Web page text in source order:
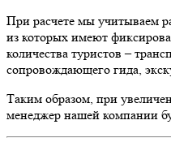
При расчете мы учитываем
из которых имеют
количества туристов –
сопровождающего гида,
Таким образом, при
менеджер нашей компании